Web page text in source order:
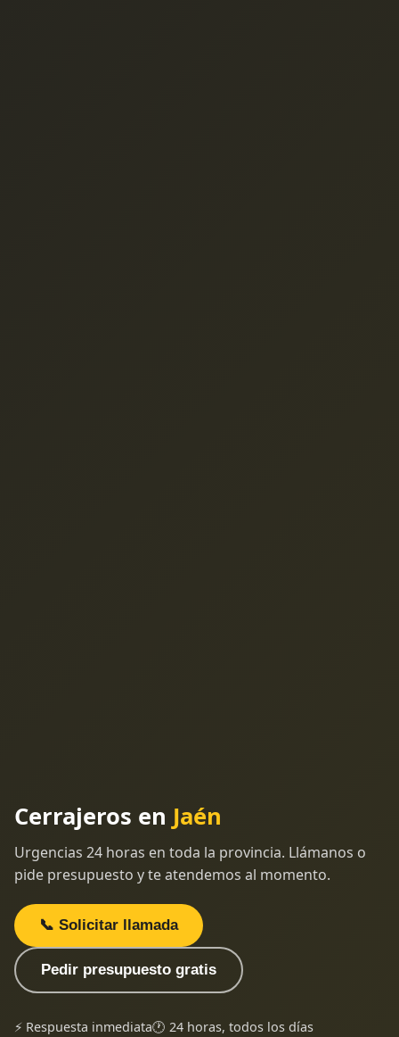
Cerrajeros en Jaén
Urgencias 24 horas en toda la provincia. Llámanos o
pide presupuesto y te atendemos al momento.
📞 Solicitar llamada
Pedir presupuesto gratis
⚡ Respuesta inmediata🕐 24 horas, todos los días